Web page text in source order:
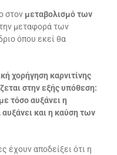
στον μεταβολισμό των
μεταφορά των
όπου εκεί θα
χορήγηση καρνιτίνης
στην εξής υπόθεση:
τόσο αυξάνει η
και η καύση των
έχουν αποδείξει ότι η